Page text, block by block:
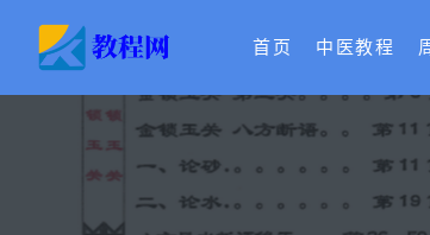
首页 中医教程